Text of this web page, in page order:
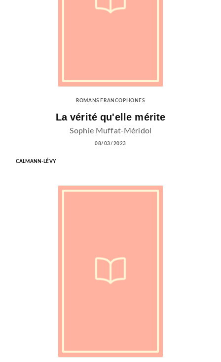
ROMANS FRANCOPHONES
La vérité qu'elle mérite
Sophie Muffat-Méridol
08/03/2023
CALMANN-LÉVY